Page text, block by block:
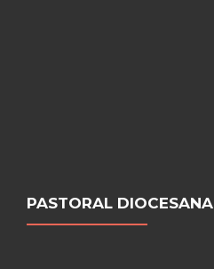
PASTORAL DIOCESANA